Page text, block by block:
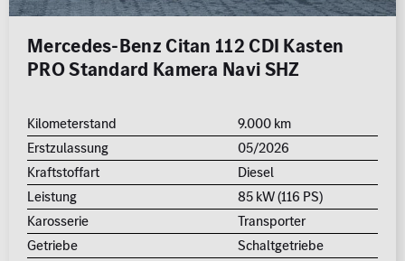
Mercedes-Benz Citan 112 CDI Kasten
PRO Standard Kamera Navi SHZ
Kilometerstand
9.000 km
Erstzulassung
05/2026
Kraftstoffart
Diesel
Leistung
85 kW (116 PS)
Karosserie
Transporter
Getriebe
Schaltgetriebe